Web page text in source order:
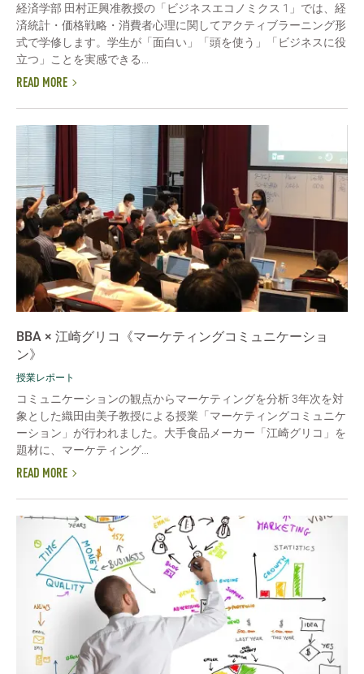
経済学部 田村正興准教授の「ビジネスエコノミクス 1」では、経
済統計・価格戦略・消費者心理に関してアクティブラーニング形
式で学修します。学生が「面白い」「頭を使う」「ビジネスに役
立つ」ことを実感できる...
READ MORE
BBA × 江崎グリコ《マーケティングコミュニケーショ
ン》
授業レポート
コミュニケーションの観点からマーケティングを分析 3年次を対
象とした織田由美子教授による授業「マーケティングコミュニケ
ーション」が行われました。大手食品メーカー「江崎グリコ」を
題材に、マーケティング...
READ MORE